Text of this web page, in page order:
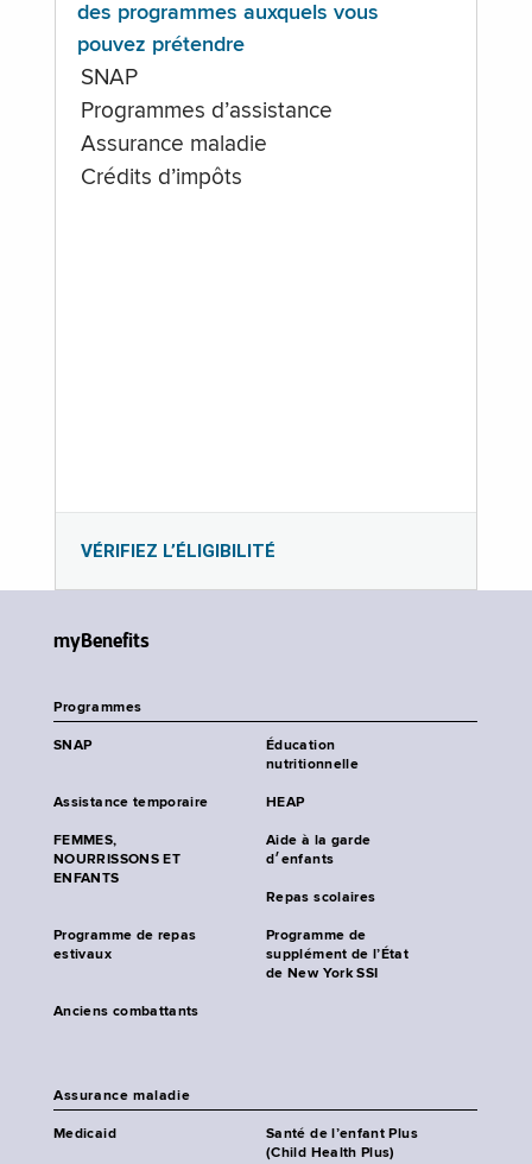
des programmes auxquels vous
pouvez prétendre
SNAP
Programmes d’assistance
Assurance maladie
Crédits d’impôts
VÉRIFIEZ L’ÉLIGIBILITÉ
myBenefits
Programmes
SNAP
Éducation
nutritionnelle
Assistance temporaire HEAP
FEMMES,
NOURRISSONS ET
ENFANTS
Aide à la garde
d׳enfants
Repas scolaires
Programme de repas
estivaux
Programme de
supplément de l’État
de New York SSI
Anciens combattants
Assurance maladie
Medicaid
Santé de l’enfant Plus
(Child Health Plus)